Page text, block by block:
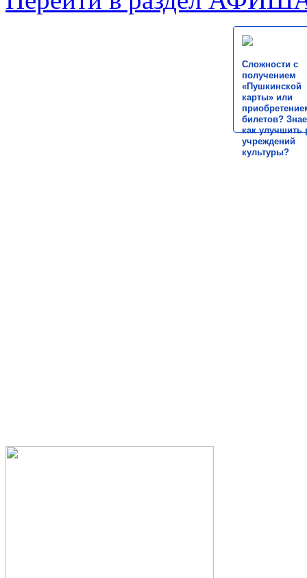
Сложности с
получением
«Пушкинской
карты» или
билетов?
как улучшить
учреждений
культуры?